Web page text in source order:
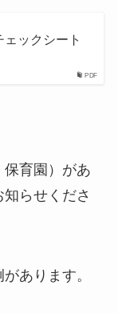
PDF
ックシート
育園）があ
らせくださ
あります。